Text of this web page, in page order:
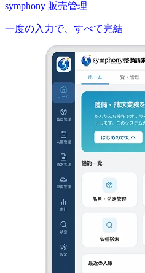
symphony 販売管理
一度の入力で、すべて完結